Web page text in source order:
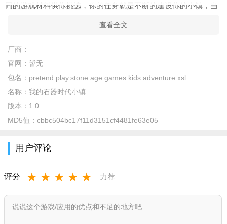
同的游戏材料供你挑选，你的任务就是不断的建设你的小镇，当
实际成熟的时候，你可以将你的小镇建造成一个属于你自己的王
贵材料呢！
我的石器时代小镇游戏官方正式版亮点
2、自由在这里享受古时候的生活，清新的空气无污染的食
3、我的石器时代小镇中与所有的原著居民一起，成为他们的
我的石器时代小镇游戏官方正式版特色
1、游戏中各种丰富的剧情解锁，大量的元素都每一个场景中
查看全文
厂商：
官网： 暂无
包名： pretend.play.stone.age.games.kids.adventure.xsl
名称： 我的石器时代小镇
版本： 1.0
MD5值： cbbc504bc17f11d3151cf4481fe63e05
用户评论
评分 ★ ★ ★ ★ ★ 力荐